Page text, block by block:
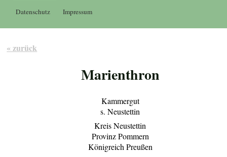
Datenschutz Impressum
« zurück
Marienthron
Kammergut
s. Neustettin
Kreis Neustettin
Provinz Pommern
Königreich Preußen